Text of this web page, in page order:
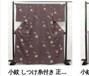
小紋 しつけ糸付き 正絹 古典柄 袷仕立て 身丈164.5cm 裄丈65cm リサイクル着物 着物 紫・藤色